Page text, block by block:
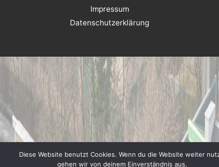
Impressum
Datenschutzerklärung
Diese Website benutzt Cookies. Wenn du die Website weiter
gehen wir von deinem Einverständnis aus.